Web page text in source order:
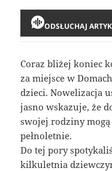
ODSŁUCHAJ
Coraz bliżej koniec
za miejsce w
dzieci. Nowelizacja
jasno wskazuje, że
swojej rodziny
pełnoletnie.
Do tej pory
kilkuletnia